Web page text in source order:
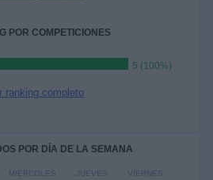
POR COMPETICIONES
5 (100%)
ranking completo
POR DÍA DE LA SEMANA
MIÉRCOLES JUEVES VIERNES